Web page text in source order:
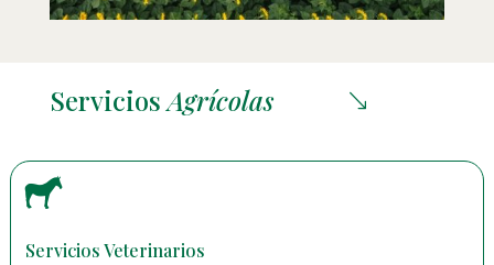
ServiciosAgrícolas '

Servicios Veterinarios